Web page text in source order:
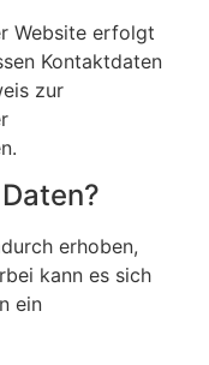
Website erfolgt
Kontaktdaten
zur
erhoben,
kann es sich
ein